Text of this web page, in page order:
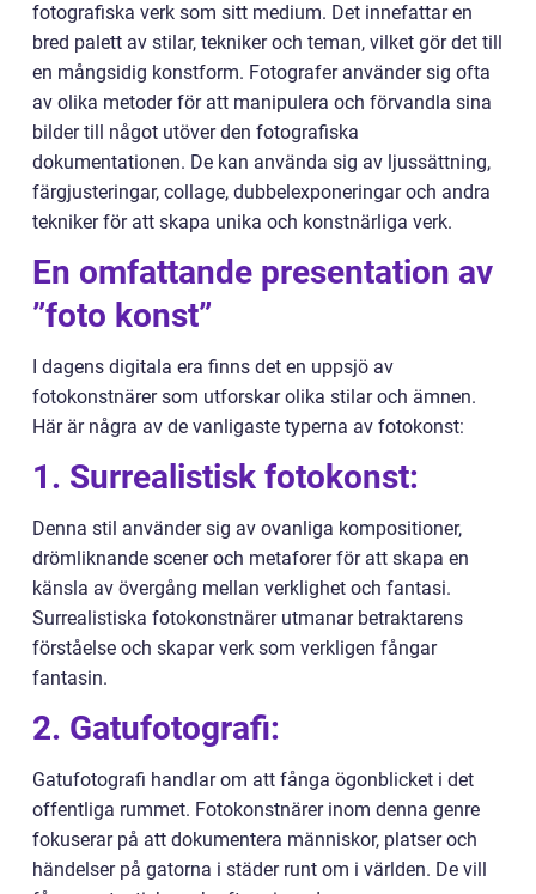
fotografiska verk som sitt medium. Det innefattar en
bred palett av stilar, tekniker och teman, vilket gör det till
en mångsidig konstform. Fotografer använder sig ofta
av olika metoder för att manipulera och förvandla sina
bilder till något utöver den fotografiska
dokumentationen. De kan använda sig av ljussättning,
färgjusteringar, collage, dubbelexponeringar och andra
tekniker för att skapa unika och konstnärliga verk.
En omfattande presentation av
”foto konst”
I dagens digitala era finns det en uppsjö av
fotokonstnärer som utforskar olika stilar och ämnen.
Här är några av de vanligaste typerna av fotokonst:
1. Surrealistisk fotokonst:
Denna stil använder sig av ovanliga kompositioner,
drömliknande scener och metaforer för att skapa en
känsla av övergång mellan verklighet och fantasi.
Surrealistiska fotokonstnärer utmanar betraktarens
förståelse och skapar verk som verkligen fångar
fantasin.
2. Gatufotografi:
Gatufotografi handlar om att fånga ögonblicket i det
offentliga rummet. Fotokonstnärer inom denna genre
fokuserar på att dokumentera människor, platser och
händelser på gatorna i städer runt om i världen. De vill